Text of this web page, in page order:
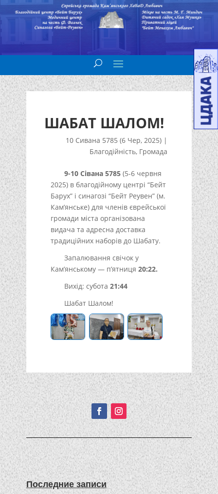
ШАБАТ ШАЛОМ!
10 Сивана 5785 (6 Чер, 2025) |
Благодійність, Громада
9-10 Сівана 5785(5-6 червня
2025) в благодійному центрі “Бейт
Барух” і синагозі “Бейт Реувен” (м.
Кам’янське) для членів єврейської
громади міста організована
видача та адресна доставка
традиційних наборів до Шабату.
Запалювання свічок у
Кам’янському — п’ятниця 20:22.
Вихід: субота 21:44
Шабат Шалом!
Подписывайтесь!
Последние записи